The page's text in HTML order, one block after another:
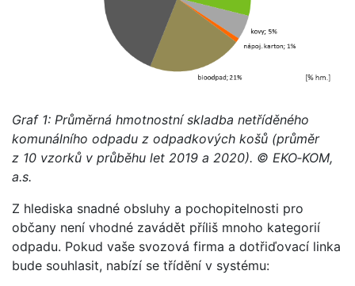
Graf 1: Průměrná hmotnostní skladba netříděného
komunálního odpadu z odpadkových košů (průměr
z 10 vzorků v průběhu let 2019 a 2020). © EKO‑KOM,
a.s.
Z hlediska snadné obsluhy a pochopitelnosti pro
občany není vhodné zavádět příliš mnoho kategorií
odpadu. Pokud vaše svozová firma a dotřiďovací linka
bude souhlasit, nabízí se třídění v systému: